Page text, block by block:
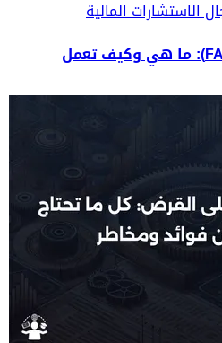
الاستشارات المالية